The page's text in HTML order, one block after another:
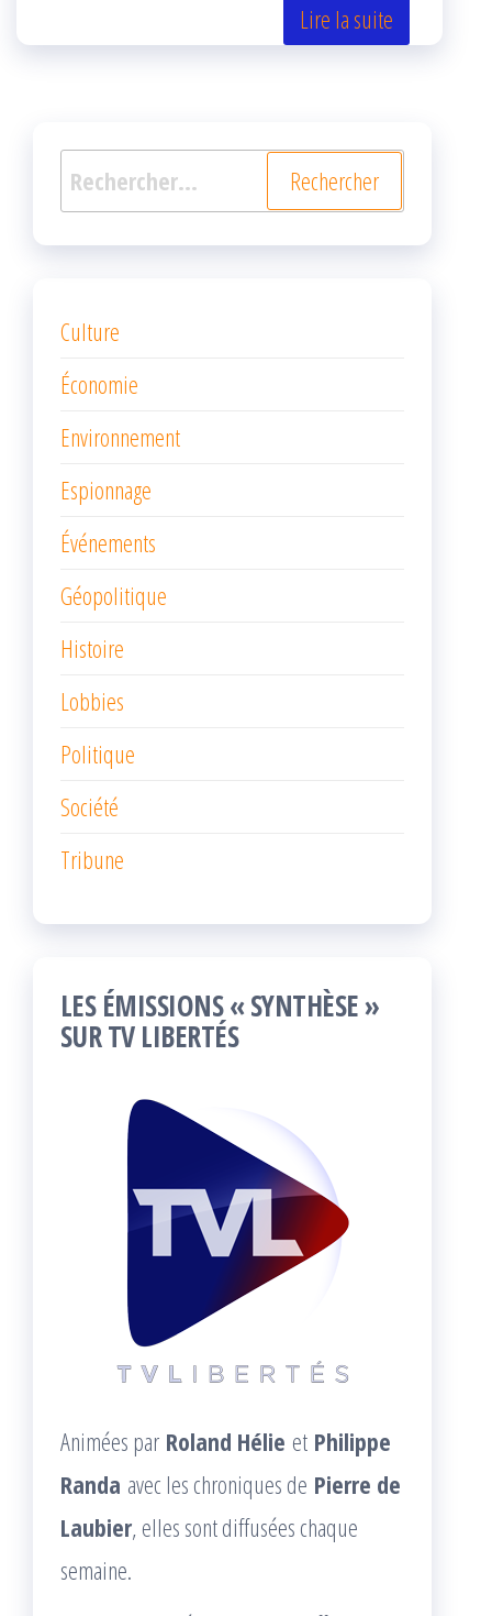
k r
Lire la suite
Rechercher :
Culture
Économie
Environnement
Espionnage
Événements
Géopolitique
Histoire
Lobbies
Politique
Société
Tribune
LES ÉMISSIONS « SYNTHÈSE »
SUR TV LIBERTÉS
Animées par Roland Hélie et Philippe
Randa avec les chroniques de Pierre de
Laubier, elles sont diffusées chaque
semaine.